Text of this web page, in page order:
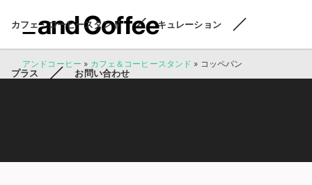
カフェ・コーヒースタンド キュレーション
プラス お問い合わせ
アンドコーヒー » カフェ＆コーヒースタンド » コッペパン